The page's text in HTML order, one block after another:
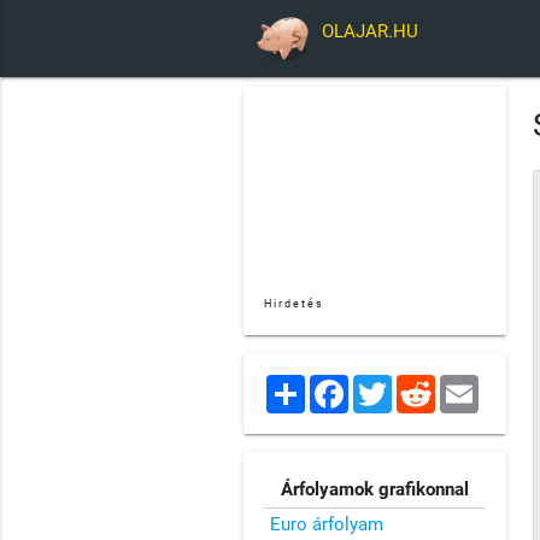
OLAJAR.HU
Hirdetés
Share Facebook
TwitterReddit
Árfolyamok grafikonnal
Euro árfolyam